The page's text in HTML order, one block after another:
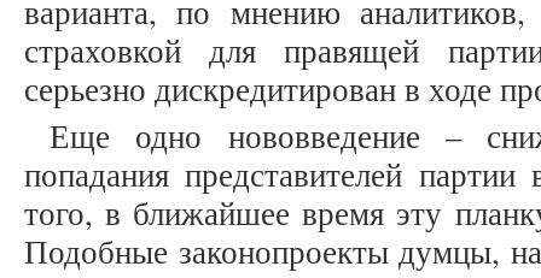
варианта, по мнению аналитиков,
страховкой для правящей
серьезно дискредитирован в ходе
Еще одно нововведение –
попадания представителей
того, в ближайшее время эту
Подобные законопроекты думцы,